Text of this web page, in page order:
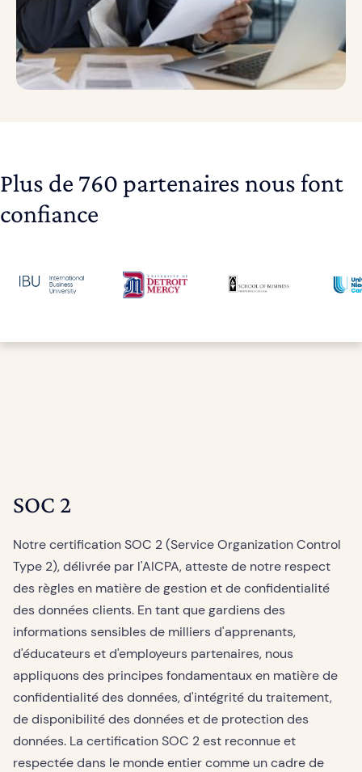
Plus de 760 partenaires nous font
confiance
SOC 2
Notre certification SOC 2 (Service Organization Control
Type 2), délivrée par l'AICPA, atteste de notre respect
des règles en matière de gestion et de confidentialité
des données clients. En tant que gardiens des
informations sensibles de milliers d'apprenants,
d'éducateurs et d'employeurs partenaires, nous
appliquons des principes fondamentaux en matière de
confidentialité des données, d'intégrité du traitement,
de disponibilité des données et de protection des
données. La certification SOC 2 est reconnue et
respectée dans le monde entier comme un cadre de